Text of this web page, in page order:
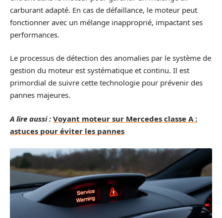
carburant adapté. En cas de défaillance, le moteur peut
fonctionner avec un mélange inapproprié, impactant ses
performances.
Le processus de détection des anomalies par le système de
gestion du moteur est systématique et continu. Il est
primordial de suivre cette technologie pour prévenir des
pannes majeures.
A lire aussi : Voyant moteur sur Mercedes classe A :
astuces pour éviter les pannes